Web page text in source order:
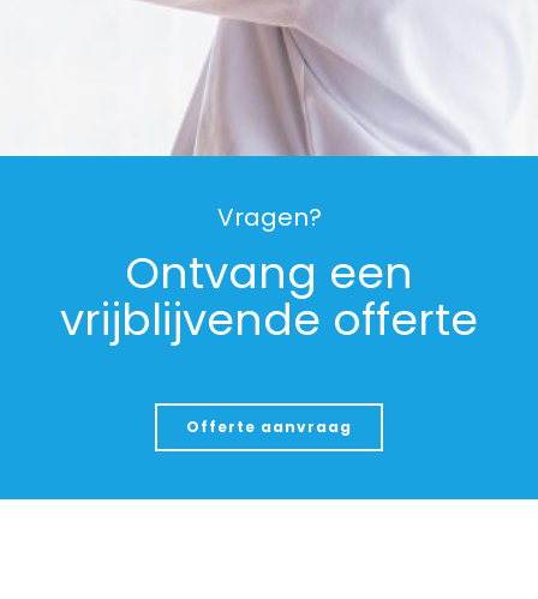
Vragen?
Ontvang een
vrijblijvende offerte
Offerte aanvraag